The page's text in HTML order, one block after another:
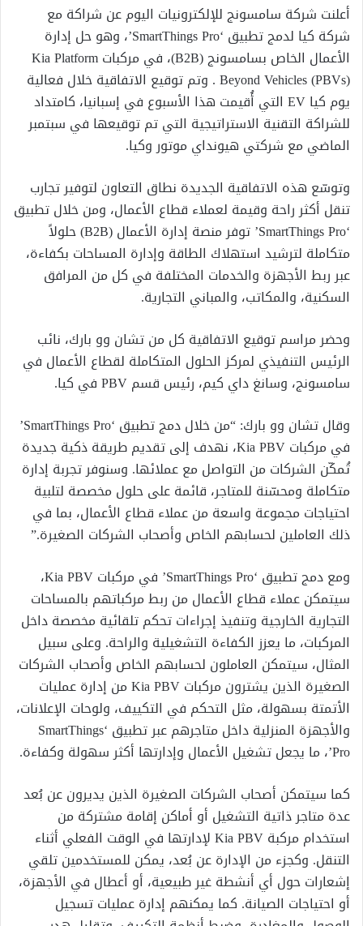
أعلنت شركة سامسونج للإلكترونيات اليوم عن شراكة مع
شركة كيا لدمج تطبيق ‘SmartThings Pro’، وهو حل إدارة
الأعمال الخاص بسامسونج (B2B)، في مركبات Kia Platform
Beyond Vehicles (PBVs) . وتم توقيع الاتفاقية خلال فعالية
يوم كيا EV التي أُقيمت هذا الأسبوع في إسبانيا، كامتداد
للشراكة التقنية الاستراتيجية التي تم توقيعها في سبتمبر
الماضي مع شركتي هيونداي موتور وكيا.
وتوسّع هذه الاتفاقية الجديدة نطاق التعاون لتوفير تجارب
تنقل أكثر راحة وقيمة لعملاء قطاع الأعمال، ومن خلال تطبيق
‘SmartThings Pro’ توفر منصة إدارة الأعمال (B2B) حلولاً
متكاملة لترشيد استهلاك الطاقة وإدارة المساحات بكفاءة،
عبر ربط الأجهزة والخدمات المختلفة في كل من المرافق
السكنية، والمكاتب، والمباني التجارية.
وحضر مراسم توقيع الاتفاقية كل من تشان وو بارك، نائب
الرئيس التنفيذي لمركز الحلول المتكاملة لقطاع الأعمال في
سامسونج، وسانغ داي كيم، رئيس قسم PBV في كيا.
وقال تشان وو بارك: “من خلال دمج تطبيق ‘SmartThings Pro’
في مركبات Kia PBV، نهدف إلى تقديم طريقة ذكية جديدة
تُمكّن الشركات من التواصل مع عملائها. وسنوفر تجربة إدارة
متكاملة ومحسّنة للمتاجر، قائمة على حلول مخصصة لتلبية
احتياجات مجموعة واسعة من عملاء قطاع الأعمال، بما في
ذلك العاملين لحسابهم الخاص وأصحاب الشركات الصغيرة.”
ومع دمج تطبيق ‘SmartThings Pro’ في مركبات Kia PBV،
سيتمكن عملاء قطاع الأعمال من ربط مركباتهم بالمساحات
التجارية الخارجية وتنفيذ إجراءات تحكم تلقائية مخصصة داخل
المركبات، ما يعزز الكفاءة التشغيلية والراحة. وعلى سبيل
المثال، سيتمكن العاملون لحسابهم الخاص وأصحاب الشركات
الصغيرة الذين يشترون مركبات Kia PBV من إدارة عمليات
الأتمتة بسهولة، مثل التحكم في التكييف، ولوحات الإعلانات،
والأجهزة المنزلية داخل متاجرهم عبر تطبيق ‘SmartThings
Pro’، ما يجعل تشغيل الأعمال وإدارتها أكثر سهولة وكفاءة.
كما سيتمكن أصحاب الشركات الصغيرة الذين يديرون عن بُعد
عدة متاجر ذاتية التشغيل أو أماكن إقامة مشتركة من
استخدام مركبة Kia PBV لإدارتها في الوقت الفعلي أثناء
التنقل. وكجزء من الإدارة عن بُعد، يمكن للمستخدمين تلقي
إشعارات حول أي أنشطة غير طبيعية، أو أعطال في الأجهزة،
أو احتياجات الصيانة. كما يمكنهم إدارة عمليات تسجيل